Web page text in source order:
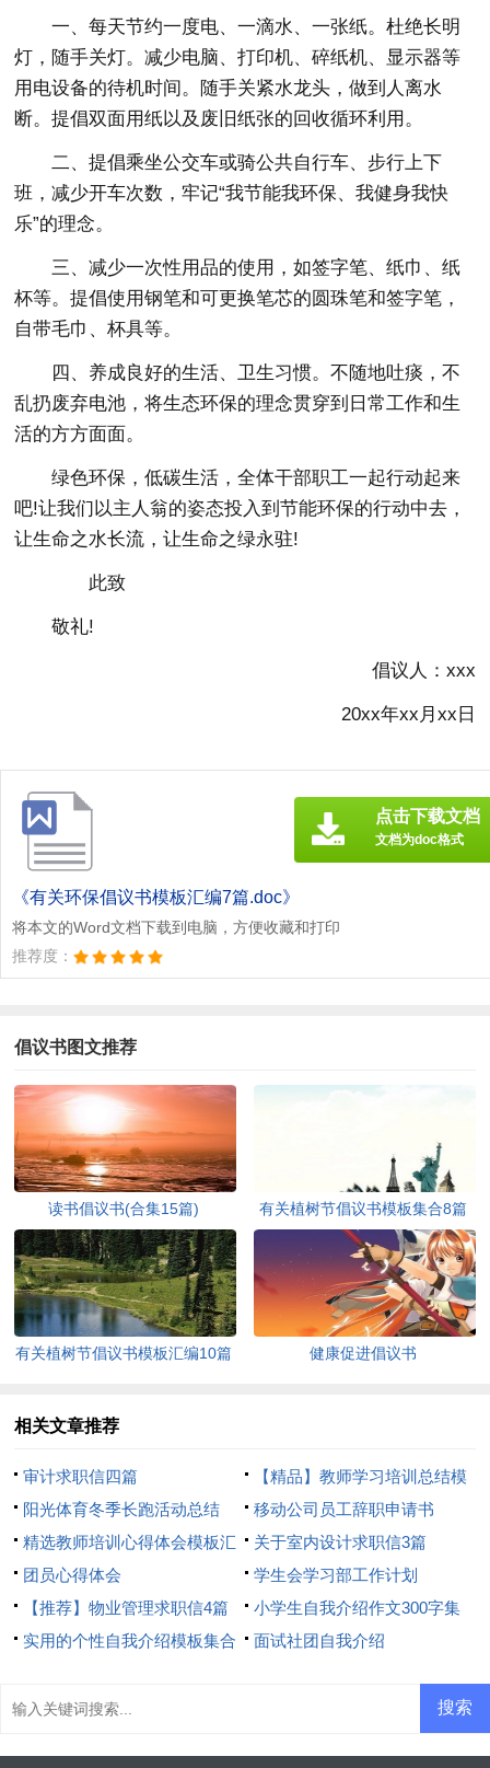
一、每天节约一度电、一滴水、一张纸。杜绝长明
灯，随手关灯。减少电脑、打印机、碎纸机、显示器等
用电设备的待机时间。随手关紧水龙头，做到人离水
断。提倡双面用纸以及废旧纸张的回收循环利用。
二、提倡乘坐公交车或骑公共自行车、步行上下
班，减少开车次数，牢记“我节能我环保、我健身我快
乐”的理念。
三、减少一次性用品的使用，如签字笔、纸巾、纸
杯等。提倡使用钢笔和可更换笔芯的圆珠笔和签字笔，
自带毛巾、杯具等。
四、养成良好的生活、卫生习惯。不随地吐痰，不
乱扔废弃电池，将生态环保的理念贯穿到日常工作和生
活的方方面面。
绿色环保，低碳生活，全体干部职工一起行动起来
吧!让我们以主人翁的姿态投入到节能环保的行动中去，
让生命之水长流，让生命之绿永驻!
此致
敬礼!
倡议人：xxx
20xx年xx月xx日
《有关环保倡议书模板汇编7篇.doc》
将本文的Word文档下载到电脑，方便收藏和打印
推荐度：
点击下载文档
文档为doc格式
倡议书图文推荐
读书倡议书(合集15篇) 有关植树节倡议书模板集合8篇
有关植树节倡议书模板汇编10篇 健康促进倡议书
相关文章推荐
审计求职信四篇
【精品】教师学习培训总结模
板8篇
阳光体育冬季长跑活动总结
移动公司员工辞职申请书
精选教师培训心得体会模板汇
总8篇
关于室内设计求职信3篇
团员心得体会
学生会学习部工作计划
【推荐】物业管理求职信4篇
小学生自我介绍作文300字集
合7篇
实用的个性自我介绍模板集合
面试社团自我介绍